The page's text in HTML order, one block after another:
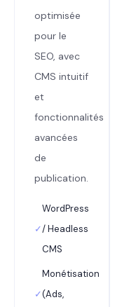
optimisée
pour le
SEO, avec
CMS intuitif
et
fonctionnalités
avancées
de
publication.
✓
WordPress
/ Headless
CMS
✓
Monétisation
(Ads,